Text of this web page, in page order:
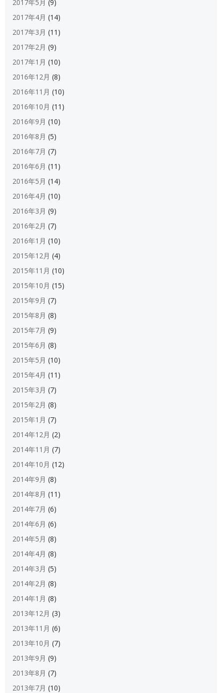
2017年5月 (9)
2017年4月 (14)
2017年3月 (11)
2017年2月 (9)
2017年1月 (10)
2016年12月 (8)
2016年11月 (10)
2016年10月 (11)
2016年9月 (10)
2016年8月 (5)
2016年7月 (7)
2016年6月 (11)
2016年5月 (14)
2016年4月 (10)
2016年3月 (9)
2016年2月 (7)
2016年1月 (10)
2015年12月 (4)
2015年11月 (10)
2015年10月 (15)
2015年9月 (7)
2015年8月 (8)
2015年7月 (9)
2015年6月 (8)
2015年5月 (10)
2015年4月 (11)
2015年3月 (7)
2015年2月 (8)
2015年1月 (7)
2014年12月 (2)
2014年11月 (7)
2014年10月 (12)
2014年9月 (8)
2014年8月 (11)
2014年7月 (6)
2014年6月 (6)
2014年5月 (8)
2014年4月 (8)
2014年3月 (5)
2014年2月 (8)
2014年1月 (8)
2013年12月 (3)
2013年11月 (6)
2013年10月 (7)
2013年9月 (9)
2013年8月 (7)
2013年7月 (10)